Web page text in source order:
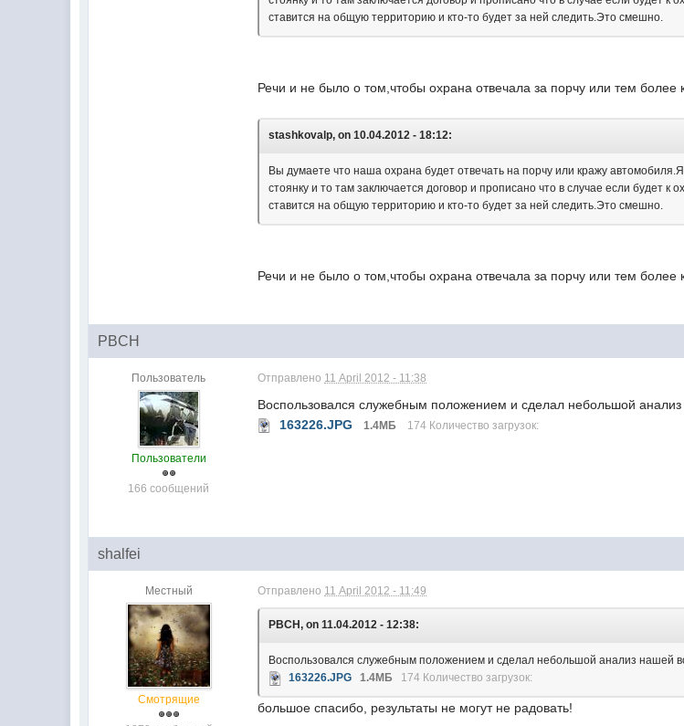
ставится на общую территорию и кто-то будет за ней следить.Это смешно.
Речи и не было о том,чтобы охрана отвечала за порчу или тем более
stashkovalp, on 10.04.2012 - 18:12:
Вы думаете что наша охрана будет отвечать на порчу или кражу
стоянку и то там заключается договор и прописано что в случае если будет
ставится на общую территорию и кто-то будет за ней следить.Это смешно.
Речи и не было о том,чтобы охрана отвечала за порчу или тем более
PBCH
Пользователь
Пользователи
166 сообщений
Отправлено 11 April 2012 - 11:38
Воспользовался служебным положением и сделал небольшой
163226.JPG
1.4МБ 174 Количество загрузок:
shalfei
Местный
Смотрящие
Отправлено 11 April 2012 - 11:49
PBCH, on 11.04.2012 - 12:38:
Воспользовался служебным положением и сделал небольшой анализ нашей
163226.JPG
1.4МБ 174 Количество загрузок:
большое спасибо, результаты не могут не радовать!